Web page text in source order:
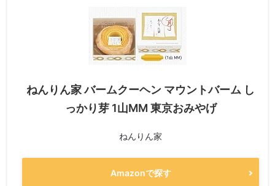
ねんりん家 バームクーヘン マウントバーム し
っかり芽 1山MM 東京おみやげ
ねんりん家
Amazonで探す